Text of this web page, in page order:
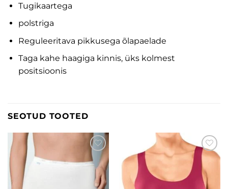
Tugikaartega
polstriga
Reguleeritava pikkusega õlapaelade
Taga kahe haagiga kinnis, üks kolmest
positsioonis
SEOTUD TOOTED
soovinimekirja
Lisa
soovinimekirja